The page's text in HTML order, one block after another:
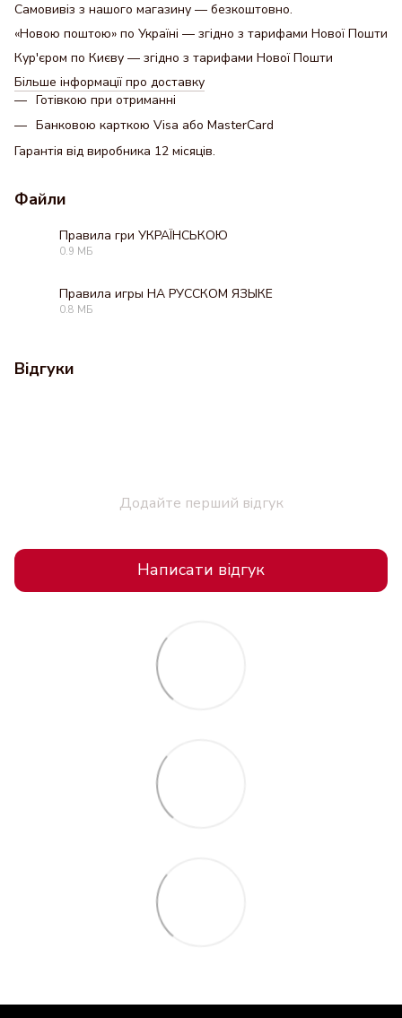
Самовивіз з нашого магазину — безкоштовно.
«Новою поштою» по Україні — згідно з тарифами Нової Пошти
Кур'єром по Києву — згідно з тарифами Нової Пошти
Більше інформації про доставку
Готівкою при отриманні
Банковою карткою Visa або MasterCard
Гарантія від виробника 12 місяців.
Файли
Правила гри УКРАЇНСЬКОЮ
0.9 МБ
Правила игры НА РУССКОМ ЯЗЫКЕ
0.8 МБ
Відгуки
Додайте перший відгук
Написати відгук